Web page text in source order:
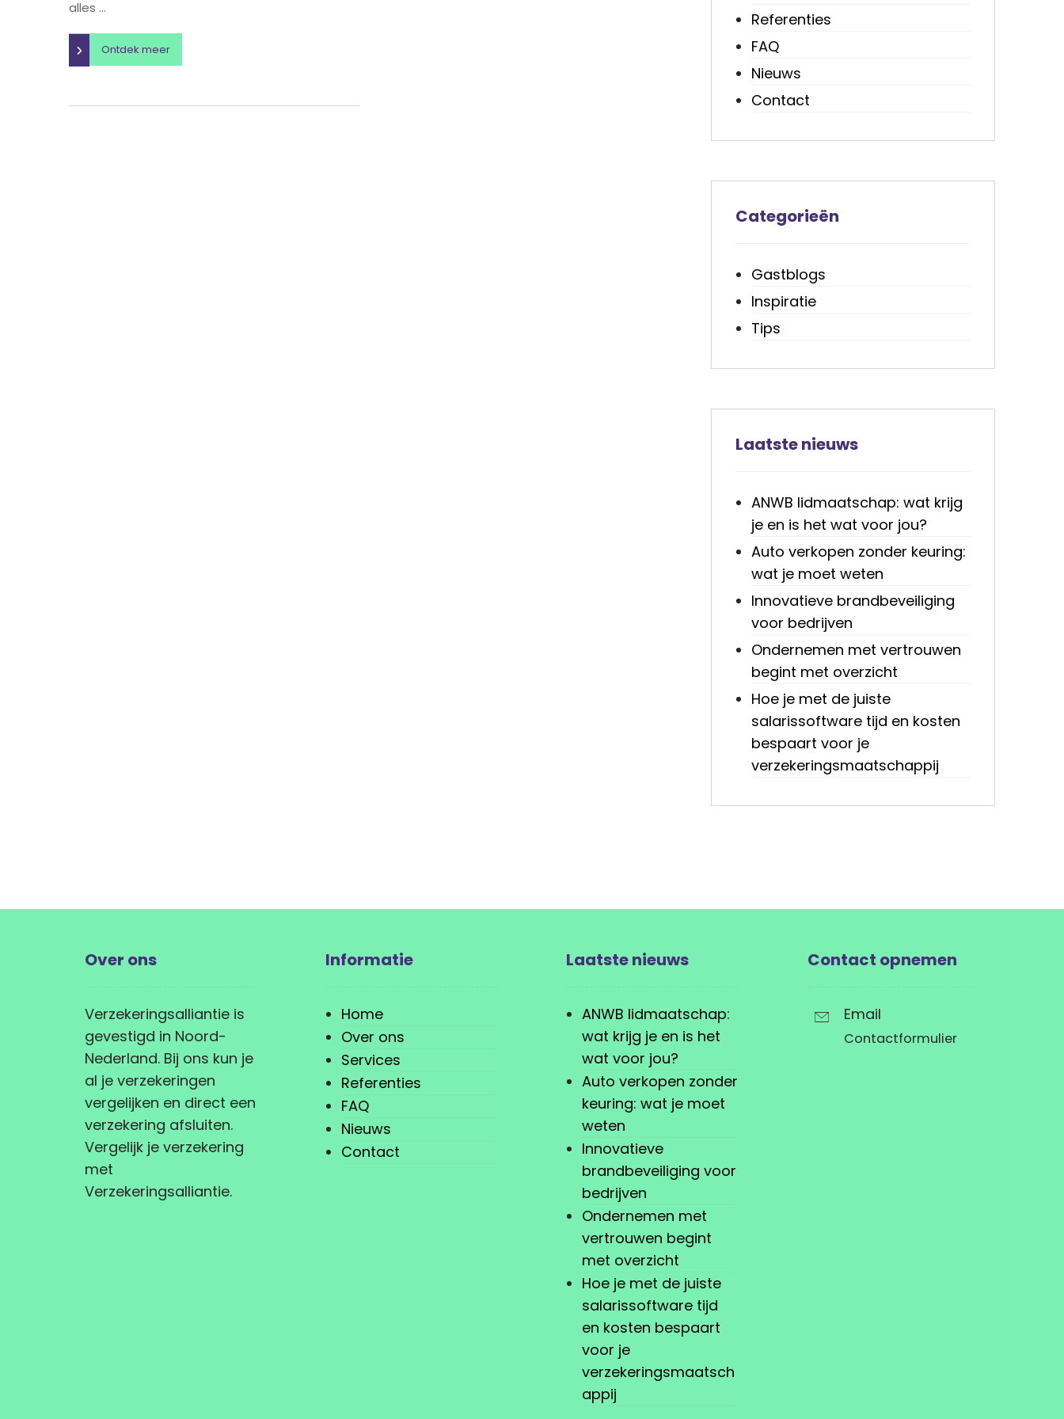
alles ...
Ontdek meer
Referenties
FAQ
Nieuws
Contact
Categorieën
Gastblogs
Inspiratie
Tips
Laatste nieuws
ANWB lidmaatschap: wat krijg
je en is het wat voor jou?
Auto verkopen zonder keuring:
wat je moet weten
Innovatieve brandbeveiliging
voor bedrijven
Ondernemen met vertrouwen
begint met overzicht
Hoe je met de juiste
salarissoftware tijd en kosten
bespaart voor je
verzekeringsmaatschappij
Over ons
Verzekeringsalliantie is
gevestigd in Noord-
Nederland. Bij ons kun je
al je verzekeringen
vergelijken en direct een
verzekering afsluiten.
Vergelijk je verzekering
met
Verzekeringsalliantie.
Informatie
Home
Over ons
Services
Referenties
FAQ
Nieuws
Contact
Laatste nieuws
ANWB lidmaatschap:
wat krijg je en is het
wat voor jou?
Auto verkopen zonder
keuring: wat je moet
weten
Innovatieve
brandbeveiliging voor
bedrijven
Ondernemen met
vertrouwen begint
met overzicht
Hoe je met de juiste
salarissoftware tijd
en kosten bespaart
voor je
verzekeringsmaatsch
appij
Contact opnemen
Email
Contactformulier